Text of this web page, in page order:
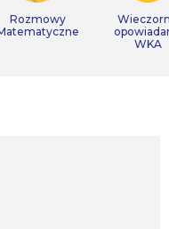
Rozmowy
WKA